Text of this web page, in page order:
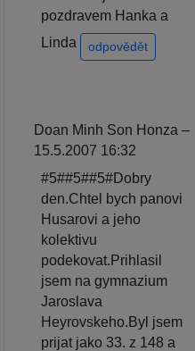
pozdravem Hanka a
Linda
odpovědět
Doan Minh Son Honza –
15.5.2007 16:32
#5##5##5#Dobry
den.Chtel bych panovi
Husarovi a jeho
kolektivu
podekovat.Prihlasil
jsem na gymnazium
Jaroslava
Heyrovskeho.Byl jsem
prijat jako 33. z 148 a